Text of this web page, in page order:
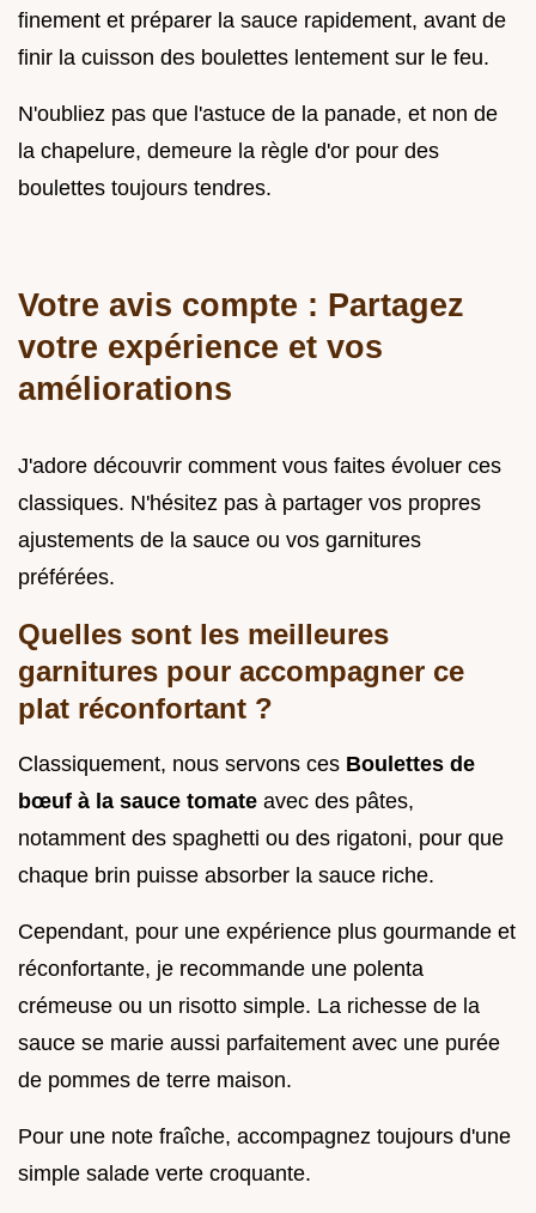
finement et préparer la sauce rapidement, avant de
finir la cuisson des boulettes lentement sur le feu.
N'oubliez pas que l'astuce de la panade, et non de
la chapelure, demeure la règle d'or pour des
boulettes toujours tendres.
Votre avis compte : Partagez
votre expérience et vos
améliorations
J'adore découvrir comment vous faites évoluer ces
classiques. N'hésitez pas à partager vos propres
ajustements de la sauce ou vos garnitures
préférées.
Quelles sont les meilleures
garnitures pour accompagner ce
plat réconfortant ?
Classiquement, nous servons ces Boulettes de
bœuf à la sauce tomate avec des pâtes,
notamment des spaghetti ou des rigatoni, pour que
chaque brin puisse absorber la sauce riche.
Cependant, pour une expérience plus gourmande et
réconfortante, je recommande une polenta
crémeuse ou un risotto simple. La richesse de la
sauce se marie aussi parfaitement avec une purée
de pommes de terre maison.
Pour une note fraîche, accompagnez toujours d'une
simple salade verte croquante.